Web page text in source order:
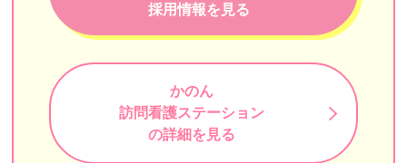
ハピネスケア
しもふり訪問看護ステーション
訪問看護ステーションはなえみ
採用情報を見る
かのん
訪問看護ステーション
の詳細を見る